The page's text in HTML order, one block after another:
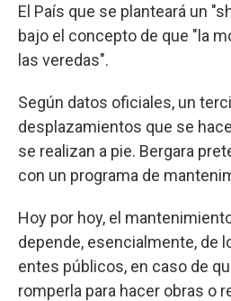
El País que se planteará un
bajo el concepto de que "la
las veredas".
Según datos oficiales, un
desplazamientos que se
se realizan a pie. Bergara
con un programa de
Hoy por hoy, el
depende, esencialmente, de
entes públicos, en caso de
romperla para hacer obras o